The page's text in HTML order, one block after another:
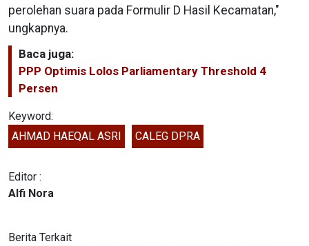
perolehan suara pada Formulir D Hasil Kecamatan,"
ungkapnya.
Baca juga:
PPP Optimis Lolos Parliamentary Threshold 4
Persen
Keyword:
AHMAD HAEQAL ASRI
CALEG DPRA
Editor :
Alfi Nora
Berita Terkait